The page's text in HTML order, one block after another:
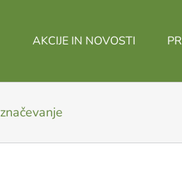
AKCIJE IN NOVOSTI